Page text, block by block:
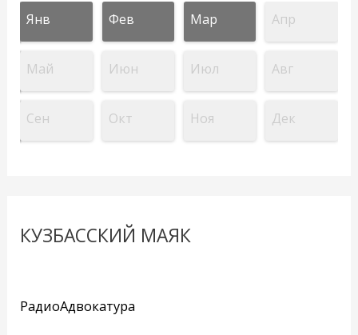
Янв Фев Мар Апр
Май Июн Июл Авг
Сен Окт Ноя Дек
КУЗБАССКИЙ МАЯК
РадиоАдвокатура